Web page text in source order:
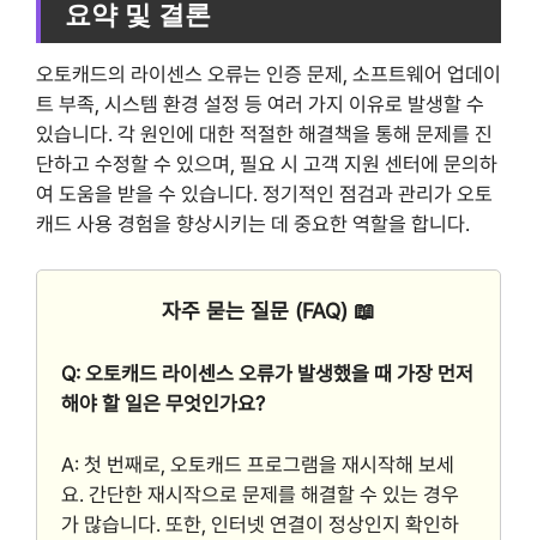
요약 및 결론
오토캐드의 라이센스 오류는 인증 문제, 소프트웨어 업데이
트 부족, 시스템 환경 설정 등 여러 가지 이유로 발생할 수
있습니다. 각 원인에 대한 적절한 해결책을 통해 문제를 진
단하고 수정할 수 있으며, 필요 시 고객 지원 센터에 문의하
여 도움을 받을 수 있습니다. 정기적인 점검과 관리가 오토
캐드 사용 경험을 향상시키는 데 중요한 역할을 합니다.
자주 묻는 질문 (FAQ) 📖
Q: 오토캐드 라이센스 오류가 발생했을 때 가장 먼저
해야 할 일은 무엇인가요?
A: 첫 번째로, 오토캐드 프로그램을 재시작해 보세
요. 간단한 재시작으로 문제를 해결할 수 있는 경우
가 많습니다. 또한, 인터넷 연결이 정상인지 확인하